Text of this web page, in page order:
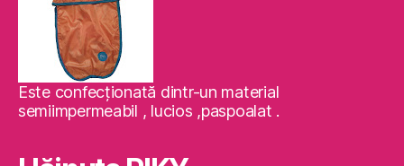
Este confecţionată dintr-un material
semiimpermeabil , lucios ,paspoalat .